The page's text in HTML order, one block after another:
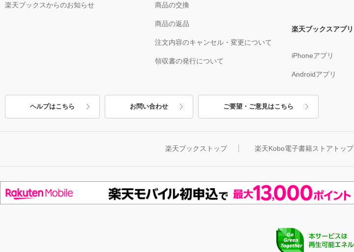
楽天ブックスからのお知らせ 商品の交換
商品の返品
注文内容のキャンセル・変更について
領収書の発行について
楽天ブックスアプリ
iPhoneアプリ
Androidアプリ
ヘルプはこちら お問い合わせ ご要望・ご意見はこちら
楽天ブックストップ 楽天Kobo電子書籍ストアトップ